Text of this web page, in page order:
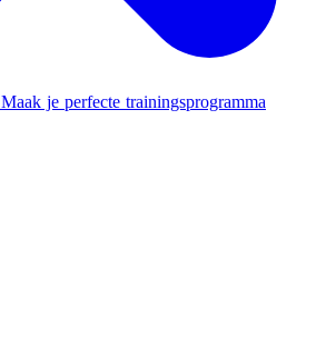
Maak je perfecte trainingsprogramma